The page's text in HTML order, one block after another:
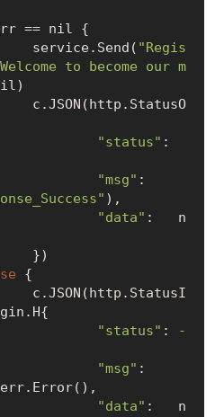
== nil {
			service.Send(
"Regis
to become our m
"status"
"msg" :
),
"data" : n
{
"status" :
-
"msg"
"data" : n